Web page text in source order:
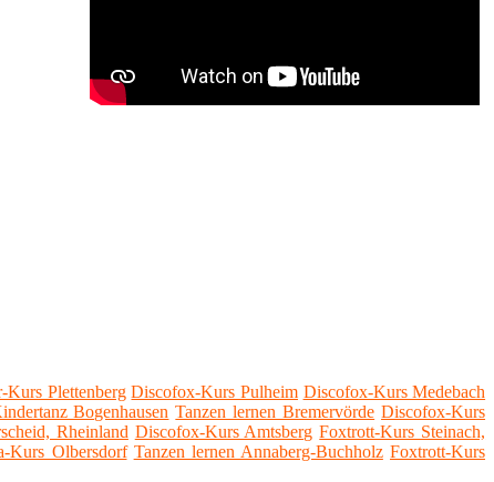
Kurs Plettenberg Discofox-Kurs Pulheim Discofox-Kurs Medebach
Bogenhausen Tanzen lernen Bremervörde Discofox-Kurs
Rheinland Discofox-Kurs Amtsberg Foxtrott-Kurs Steinach,
Kurs Olbersdorf Tanzen lernen Annaberg-Buchholz Foxtrott-Kurs